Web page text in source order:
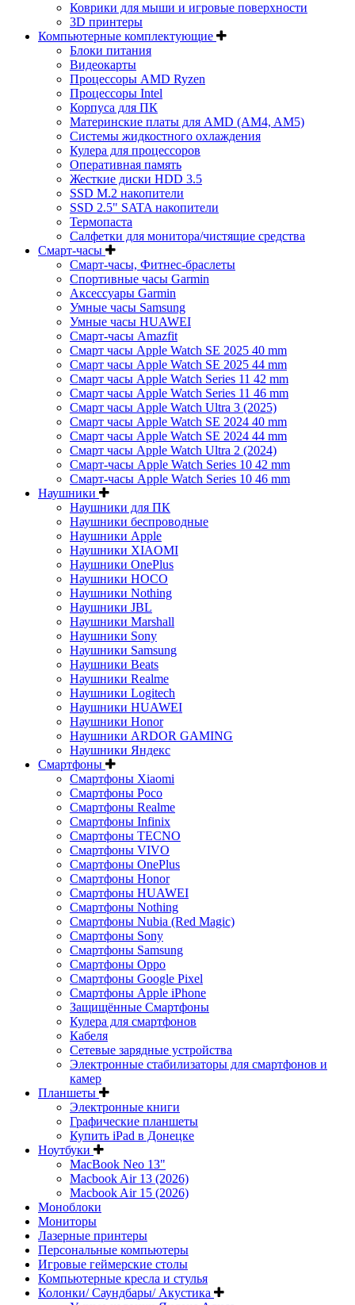
Коврики для мыши и игровые поверхности
3D принтеры
Компьютерные комплектующие
Блоки питания
Видеокарты
Процессоры AMD Ryzen
Процессоры Intel
Корпуса для ПК
Материнские платы для AMD (AM4, AM5)
Системы жидкостного охлаждения
Кулера для процессоров
Оперативная память
Жесткие диски HDD 3.5
SSD M.2 накопители
SSD 2.5" SATA накопители
Термопаста
Салфетки для монитора/чистящие средства
Смарт-часы
Смарт-часы, Фитнес-браслеты
Спортивные часы Garmin
Аксессуары Garmin
Умные часы Samsung
Умные часы HUAWEI
Смарт-часы Amazfit
Смарт часы Apple Watch SE 2025 40 mm
Смарт часы Apple Watch SE 2025 44 mm
Смарт часы Apple Watch Series 11 42 mm
Смарт часы Apple Watch Series 11 46 mm
Смарт часы Apple Watch Ultra 3 (2025)
Смарт часы Apple Watch SE 2024 40 mm
Смарт часы Apple Watch SE 2024 44 mm
Смарт часы Apple Watch Ultra 2 (2024)
Смарт-часы Apple Watch Series 10 42 mm
Смарт-часы Apple Watch Series 10 46 mm
Наушники
Наушники для ПК
Наушники беспроводные
Наушники Apple
Наушники XIAOMI
Наушники OnePlus
Наушники HOCO
Наушники Nothing
Наушники JBL
Наушники Marshall
Наушники Sony
Наушники Samsung
Наушники Beats
Наушники Realme
Наушники Logitech
Наушники HUAWEI
Наушники Honor
Наушники ARDOR GAMING
Наушники Яндекс
Смартфоны
Смартфоны Xiaomi
Смартфоны Poco
Смартфоны Realme
Смартфоны Infinix
Смартфоны TECNO
Смартфоны VIVO
Смартфоны OnePlus
Смартфоны Honor
Смартфоны HUAWEI
Смартфоны Nothing
Смартфоны Nubia (Red Magic)
Смартфоны Sony
Смартфоны Samsung
Смартфоны Oppo
Смартфоны Google Pixel
Смартфоны Apple iPhone
Защищённые Смартфоны
Кулера для смартфонов
Кабеля
Сетевые зарядные устройства
Электронные стабилизаторы для смартфонов и
камер
Планшеты
Электронные книги
Графические планшеты
Купить iPad в Донецке
Ноутбуки
MacBook Neo 13"
Macbook Air 13 (2026)
Macbook Air 15 (2026)
Моноблоки
Мониторы
Лазерные принтеры
Персональные компьютеры
Игровые геймерские столы
Компьютерные кресла и стулья
Колонки/ Саундбары/ Акустика